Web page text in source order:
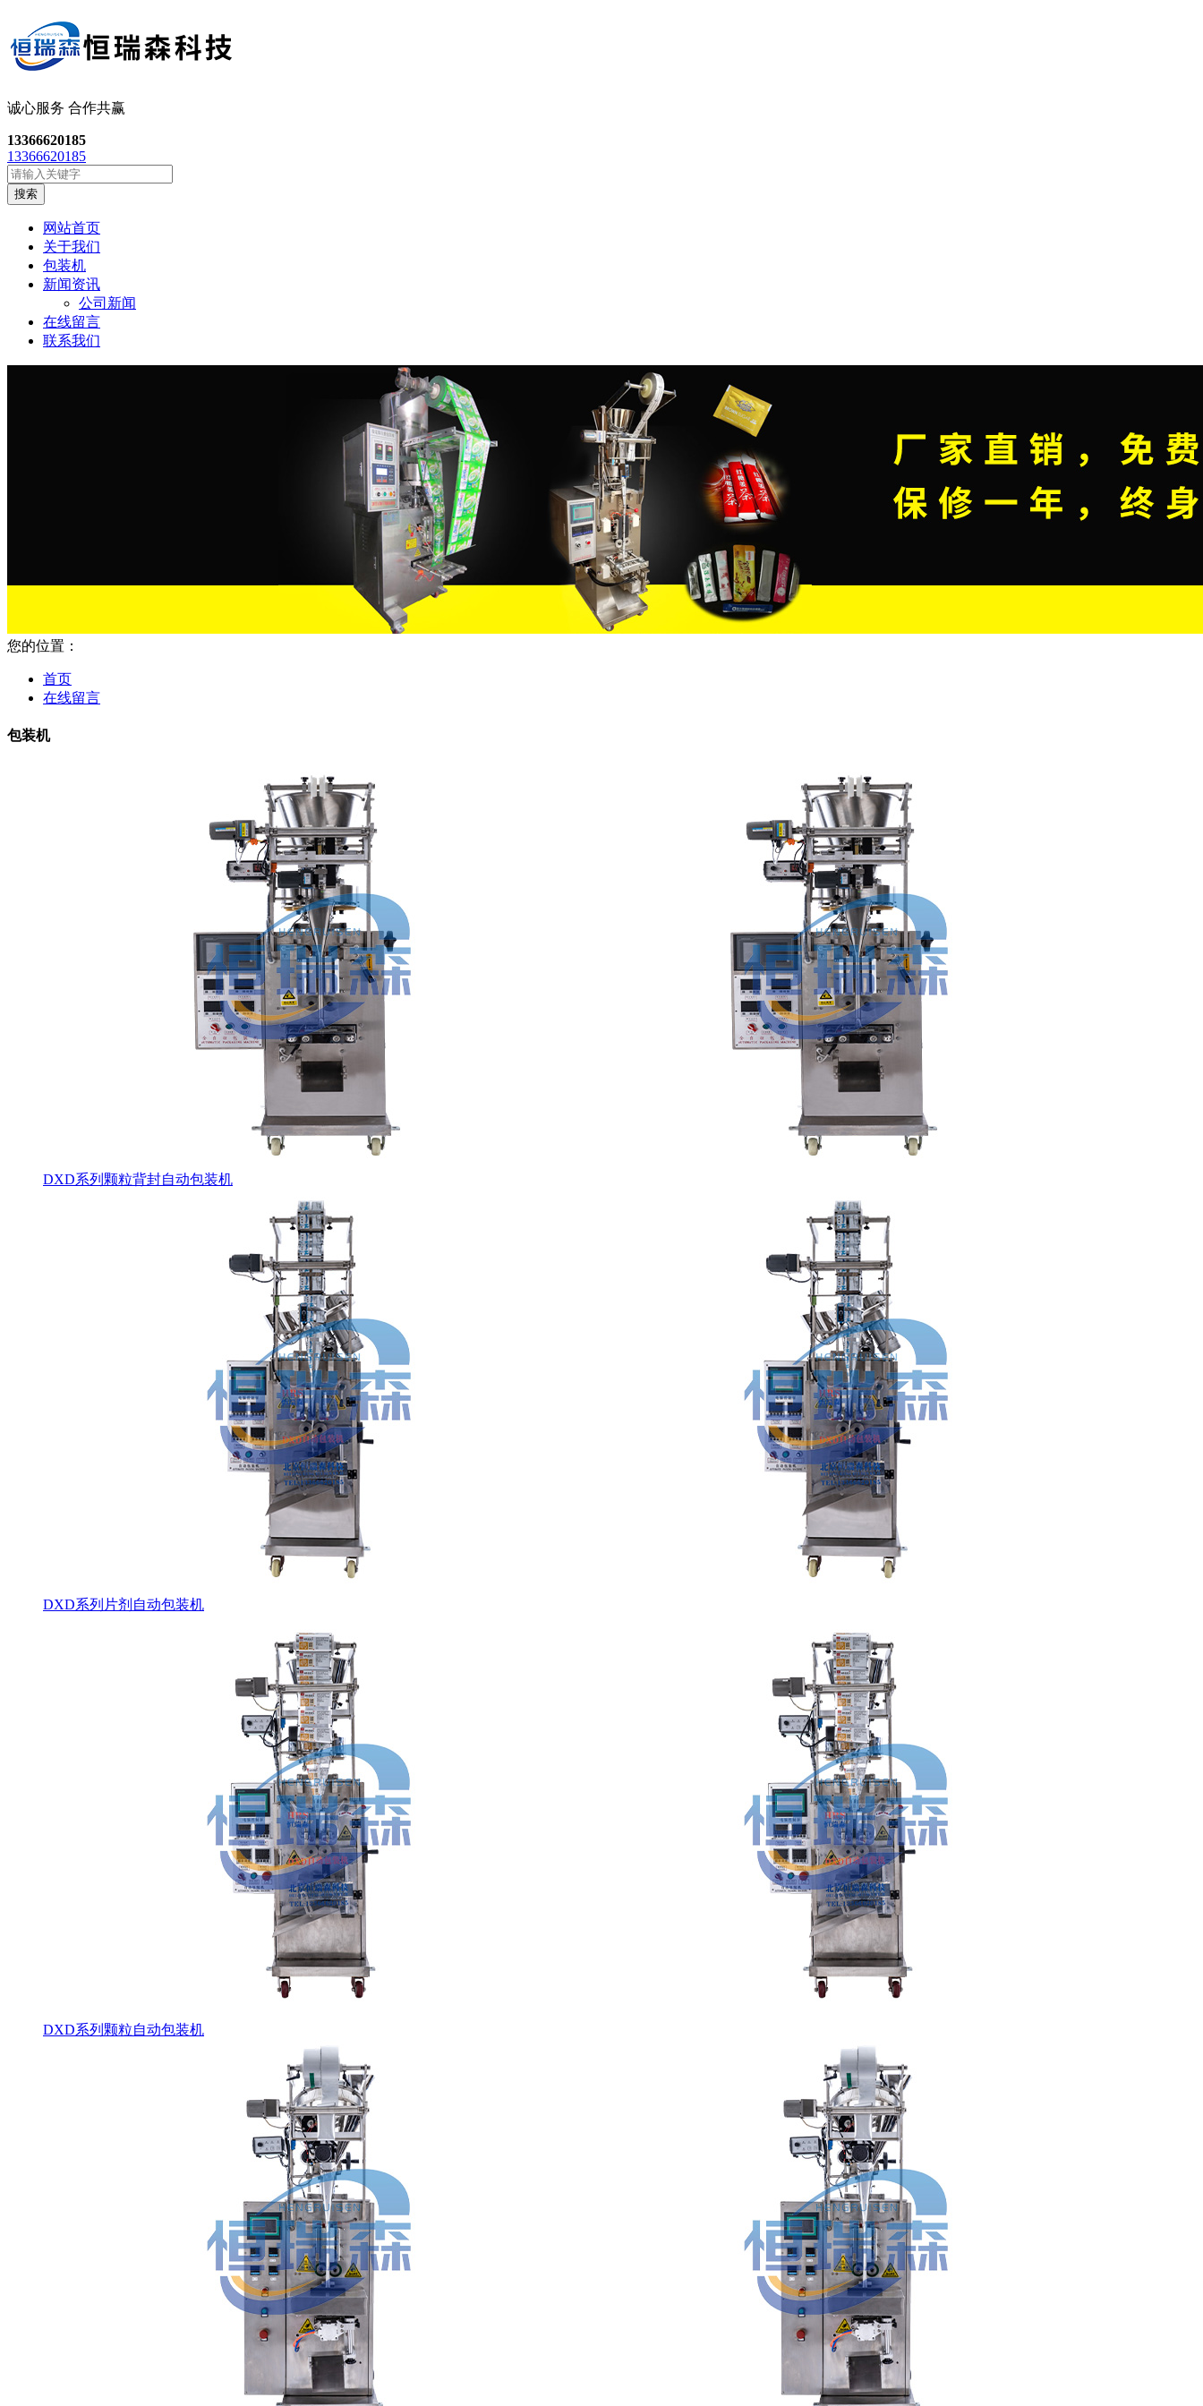
诚心服务 合作共赢
13366620185
13366620185
搜索
网站首页
关于我们
包装机
新闻资讯
公司新闻
在线留言
联系我们
您的位置：
首页
在线留言
包装机
DXD系列颗粒背封自动包装机
DXD系列片剂自动包装机
DXD系列颗粒自动包装机